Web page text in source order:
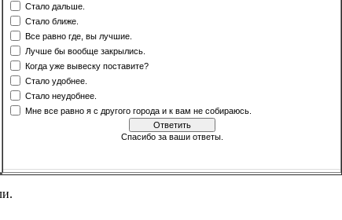
Стало дальше.
Стало ближе.
Все равно где, вы лучшие.
Лучше бы вообще закрылись.
Когда уже вывеску поставите?
Стало удобнее.
Стало неудобнее.
Мне все равно я с другого города и к вам не собираюсь.
Спасибо за ваши ответы.